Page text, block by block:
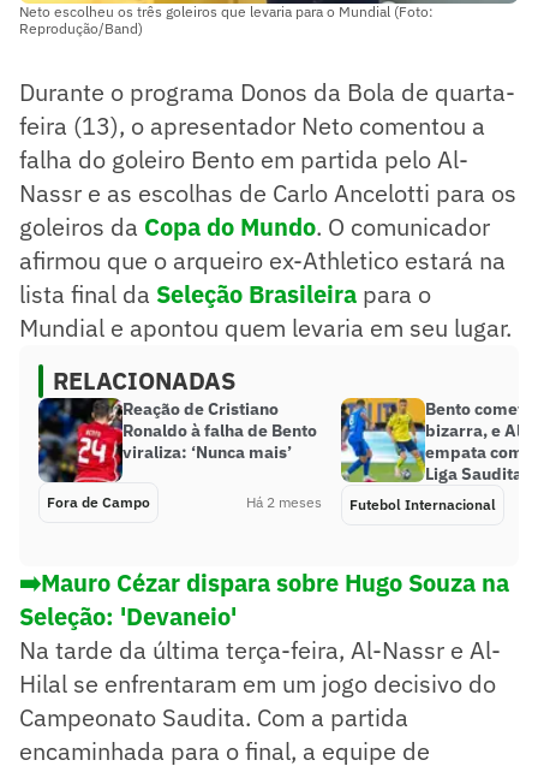
Neto escolheu os três goleiros que levaria para o Mundial (Foto:
Reprodução/Band)
Durante o programa Donos da Bola de quarta-
feira (13), o apresentador Neto comentou a
falha do goleiro Bento em partida pelo Al-
Nassr e as escolhas de Carlo Ancelotti para os
goleiros da Copa do Mundo. O comunicador
afirmou que o arqueiro ex-Athletico estará na
lista final da Seleção Brasileira para o
Mundial e apontou quem levaria em seu lugar.
RELACIONADAS
Reação de Cristiano
Ronaldo à falha de Bento
viraliza: ‘Nunca mais’
Fora de Campo Há 2 meses
Bento
bizarra, e Al-
empata com
Liga Saudita
Futebol Internacional
➡️Mauro Cézar dispara sobre Hugo Souza na
Seleção: 'Devaneio'
Na tarde da última terça-feira, Al-Nassr e Al-
Hilal se enfrentaram em um jogo decisivo do
Campeonato Saudita. Com a partida
encaminhada para o final, a equipe de